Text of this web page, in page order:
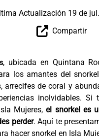
Actualización 19 de
Compartir
, ubicada en Quintana
los amantes del
arrecifes de coral y
inolvidables. Si
Mujeres,el snorkel es
perder. Aquí te
hacer snorkel en Isla